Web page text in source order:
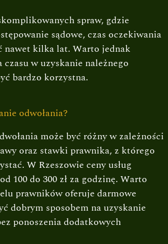
spraw, gdzie
sądowe, czas oczekiwania
nawet kilka lat. Warto jednak
w uzyskanie należnego
bardzo korzystna.
odwołania?
może być różny w zależności
oraz stawki prawnika, z którego
W Rzeszowie ceny usług
100 do 300 zł za godzinę. Warto
prawników oferuje darmowe
dobrym sposobem na uzyskanie
ponoszenia dodatkowych